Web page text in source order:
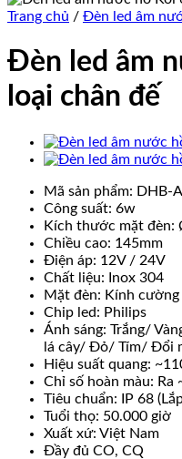
Trang chủ / Đèn led âm
Đèn led âm
loại chân đế
Mã sản phẩm: DHB-
Công suất: 6w
Kích thước mặt đèn:
Chiều cao: 145mm
Điện áp: 12V / 24V
Chất liệu: Inox 304
Mặt đèn: Kính
Chip led: Philips
Ánh sáng: Trắng/
lá cây/ Đỏ/ Tím/ Đổi
Hiệu suất quang:
Chỉ số hoàn màu: Ra
Tiêu chuẩn: IP 68
Tuổi thọ: 50.000 giờ
Xuất xứ: Việt Nam
Đầy đủ CO, CQ